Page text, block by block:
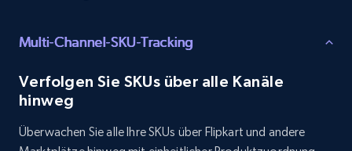
Target - Discover products by category url
Rating, Reviews count, Initial price, Discount,
Multi-Channel-SKU-Tracking
Verfolgen Sie SKUs über alle Kanäle
hinweg
Überwachen Sie alle Ihre SKUs über Flipkart und andere